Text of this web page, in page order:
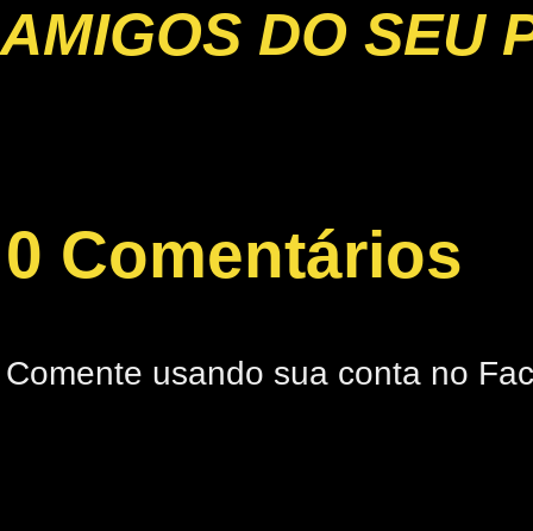
AMIGOS DO SEU
0 Comentários
Comente usando sua conta no